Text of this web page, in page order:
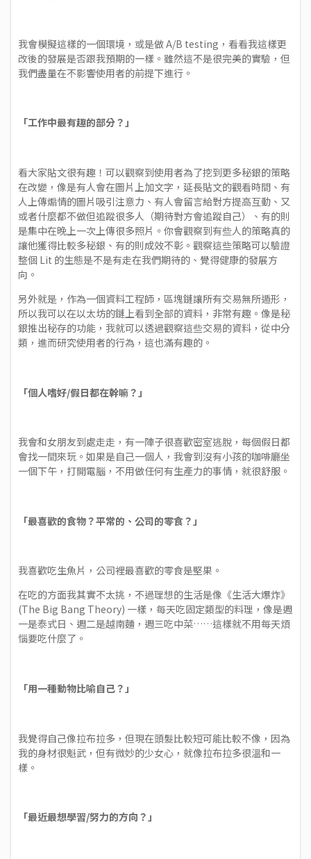
我會模擬這樣的一個環境，或是做 A/B testing，看看我這樣更
改後的發展是否跟我預期的一樣。雖然這不是很完美的實驗，但
我們盡量在不影響使用者的前提下進行。
「工作中最有趣的部分？」
看大家貼文很有趣！可以觀察到使用者為了挖到更多秘銀的策略
在改變，像是有人會在圖片上加文字，延長貼文的觀看時間、有
人上傳煽情的圖片吸引注意力、有人會留言給對方提高互動、又
或者什麼都不做但追蹤很多人（期待對方會追蹤自己）、有的則
是集中在晚上一次上傳很多照片。你會觀察到有些人的策略真的
讓他獲得比較多秘銀、有的則成效不彰。觀察這些策略可以驗證
整個 Lit 的生態是不是有走在我們期待的、覺得健康的發展方
向。
另外就是，作為一個資料工程師，區塊鏈讓所有交易無所遁形，
所以我可以在以太坊的鏈上看到全部的資料，非常有趣。像是秘
銀推出秘存的功能，我就可以透過觀察這些交易的資料，從中分
類，進而研究使用者的行為，這也滿有趣的。
「個人嗜好/假日都在幹嘛？」
我會和女朋友到處走走，有一陣子很喜歡密室逃脫，每個假日都
會找一間來玩。如果是自己一個人，我會到沒有小孩的咖啡廳坐
一個下午，打開電腦，不用做任何有生產力的事情，就很舒服。
「最喜歡的食物？平常的、公司的零食？」
我喜歡吃生魚片，公司裡最喜歡的零食是堅果。
在吃的方面我其實不太挑，不過理想的生活是像《生活大爆炸》
(The Big Bang Theory) 一樣，每天吃固定類型的料理，像是週
一是泰式日、週二是越南麵，週三吃中菜……這樣就不用每天煩
惱要吃什麼了。
「用一種動物比喻自己？」
我覺得自己像拉布拉多，但現在頭髮比較短可能比較不像，因為
我的身材很魁武，但有微妙的少女心，就像拉布拉多很溫和一
樣。
「最近最想學習/努力的方向？」